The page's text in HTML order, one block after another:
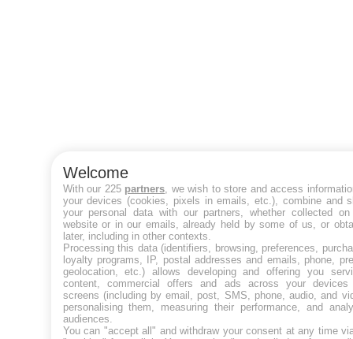
Welcome
With our 225 partners , we wish to store and access
your devices (cookies, pixels in emails, etc.), combine and
your personal data with our partners, whether collected
website or in our emails, already held by some of us, or
later, including in other contexts.
Processing this data (identifiers, browsing, preferences,
loyalty programs, IP, postal addresses and emails, phone,
geolocation, etc.) allows developing and offering you
content, commercial offers and ads across your devices
screens (including by email, post, SMS, phone, audio, and
personalising them, measuring their performance, and
audiences.
You can "accept all" and withdraw your consent at any time